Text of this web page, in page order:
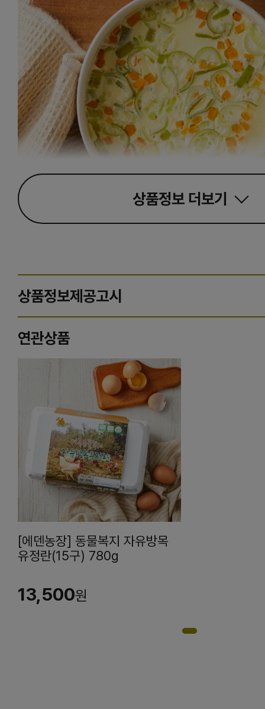
상품정보 더보기
상품정보제공고시
연관상품
[에덴농장] 동물복지 자유방목
유정란(15구) 780g
13,500원